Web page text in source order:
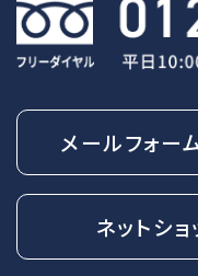
メールフォー
ネットシ